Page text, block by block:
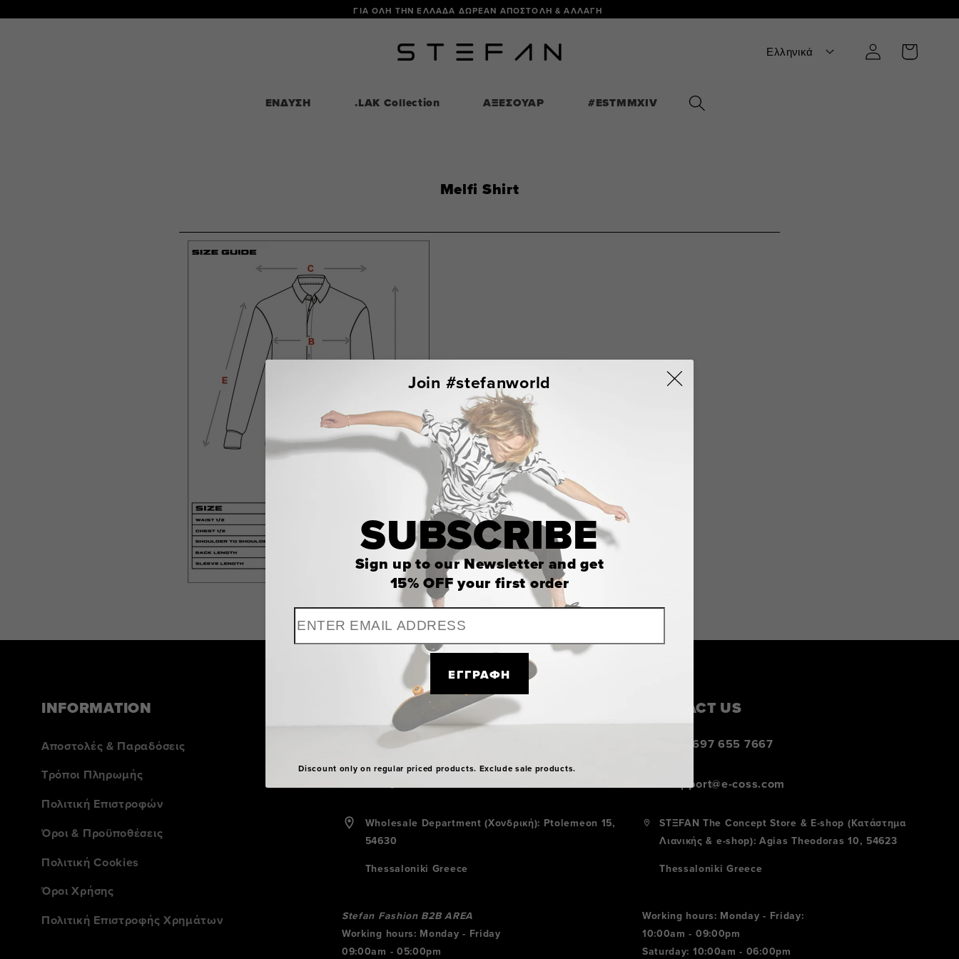
ΜΕΤΑΒΑΣΗ
ΓΙΑ ΟΛΗ ΤΗΝ ΕΛΛΑΔΑ ΔΩΡΕΑΝ ΑΠΟΣΤΟΛΗ & ΑΛΛΑΓΗ
Join #stefanworld
SUBSCRIBE
Sign up to our Newsletter and get
15% OFFyour first order
ΕΓΓΡΑΦΗ
Discount only on regular priced products. Exclude sale products.
ΕΝΔΥΣΗ .LAK Collection ΑΞΕΣΟΥΑΡ #ESTMMXIV
Ελληνικά Σύνδεση Καλάθι
Melfi Shirt
INFORMATION
Αποστολές & Παραδόσεις
Τρόποι Πληρωμής
Πολιτική Επιστροφών
Όροι & Προϋποθέσεις
Πολιτική Cookies
Όροι Χρήσης
Πολιτική Επιστροφής Χρημάτων
B2B AREA
+30 2310 512400
info@stefanfashion.com
Wholesale Department (Χονδρική): Ptolemeon 15,
54630
Thessaloniki Greece
Stefan Fashion B2B AREA
Working hours: Monday - Friday
09:00am - 05:00pm
CONTACT US
+30 697 655 7667
support@e-coss.com
STΞFAN The Concept Store & E-shop (Κατάστημα
Λιανικής & e-shop): Agias Theodoras 10, 54623
Thessaloniki Greece
Working hours: Monday - Friday:
10:00am - 09:00pm
Saturday: 10:00am - 06:00pm